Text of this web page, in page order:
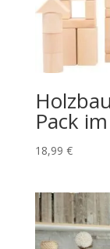
Pack
18,99 €